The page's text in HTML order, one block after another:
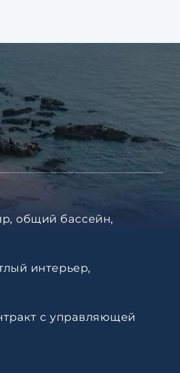
общий бассейн,
интерьер,
с управляющей